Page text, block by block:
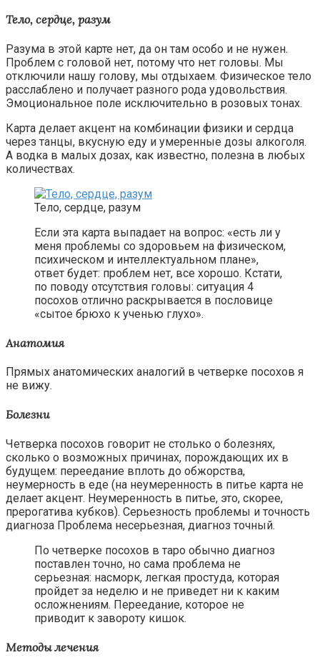
Тело, сердце, разум
Разума в этой карте нет, да он там особо и не нужен.
Проблем с головой нет, потому что нет головы. Мы
отключили нашу голову, мы отдыхаем. Физическое тело
расслаблено и получает разного рода удовольствия.
Эмоциональное поле исключительно в розовых тонах.
Карта делает акцент на комбинации физики и сердца
через танцы, вкусную еду и умеренные дозы алкоголя.
А водка в малых дозах, как известно, полезна в любых
количествах.
Тело, сердце, разум
Если эта карта выпадает на вопрос: «есть ли у
меня проблемы со здоровьем на физическом,
психическом и интеллектуальном плане»,
ответ будет: проблем нет, все хорошо. Кстати,
по поводу отсутствия головы: ситуация 4
посохов отлично раскрывается в пословице
«сытое брюхо к ученью глухо».
Анатомия
Прямых анатомических аналогий в четверке посохов я
не вижу.
Болезни
Четверка посохов говорит не столько о болезнях,
сколько о возможных причинах, порождающих их в
будущем: переедание вплоть до обжорства,
неумерность в еде (на неумеренность в питье карта не
делает акцент. Неумеренность в питье, это, скорее,
прерогатива кубков). Серьезность проблемы и точность
диагноза Проблема несерьезная, диагноз точный.
По четверке посохов в таро обычно диагноз
поставлен точно, но сама проблема не
серьезная: насморк, легкая простуда, которая
пройдет за неделю и не приведет ни к каким
осложнениям. Переедание, которое не
приводит к завороту кишок.
Методы лечения